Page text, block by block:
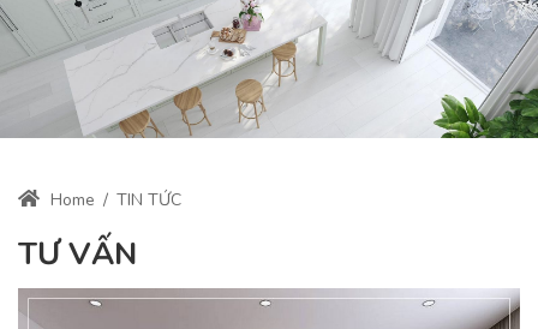
Home / TIN TỨC
TƯ VẤN